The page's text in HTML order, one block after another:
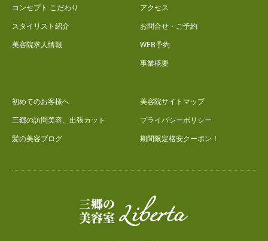
コンセプト こだわり
スタイリスト紹介
美容院求人情報
アクセス
お問合せ・ご予約
WEB予約
事業概要
初めてのお客様へ
三郷の訪問美容、出張カット
髪の美容ブログ
美容院サイトマップ
プライバシーポリシー
期間限定格安クーポン！